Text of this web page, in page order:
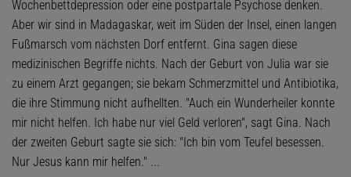
Wochenbettdepression oder eine postpartale Psychose denken.
Aber wir sind in Madagaskar, weit im Süden der Insel, einen langen
Fußmarsch vom nächsten Dorf entfernt. Gina sagen diese
medizinischen Begriffe nichts. Nach der Geburt von Julia war sie
zu einem Arzt gegangen; sie bekam Schmerzmittel und Antibio­tika,
die ihre Stimmung nicht aufhellten. "Auch ein Wunderheiler konnte
mir nicht helfen. Ich habe nur viel Geld verloren", sagt Gina. Nach
der zweiten Geburt sagte sie sich: "Ich bin vom Teufel besessen.
Nur Jesus kann mir helfen." ...